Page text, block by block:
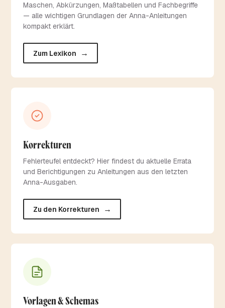
Maschen, Abkürzungen, Maßtabellen und Fachbegriffe
— alle wichtigen Grundlagen der Anna-Anleitungen
kompakt erklärt.
Zum Lexikon →
Korrekturen
Fehlerteufel entdeckt? Hier findest du aktuelle Errata
und Berichtigungen zu Anleitungen aus den letzten
Anna-Ausgaben.
Zu den Korrekturen →
Vorlagen & Schemas